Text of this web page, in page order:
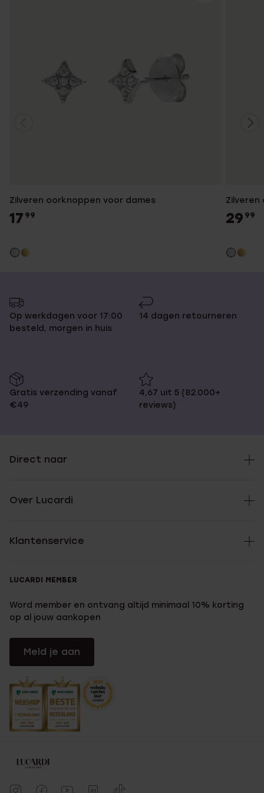
Zilveren oorknoppen voor dames
17 99 29 99
Op werkdagen voor 17:00
besteld, morgen in huis
14 dagen retourneren
Gratis verzending vanaf
€49
4,67 uit 5 (82.000+
reviews)
Direct naar
Over Lucardi
Klantenservice
LUCARDI MEMBER
Word member en ontvang altijd minimaal 10% korting
op al jouw aankopen
Meld je aan